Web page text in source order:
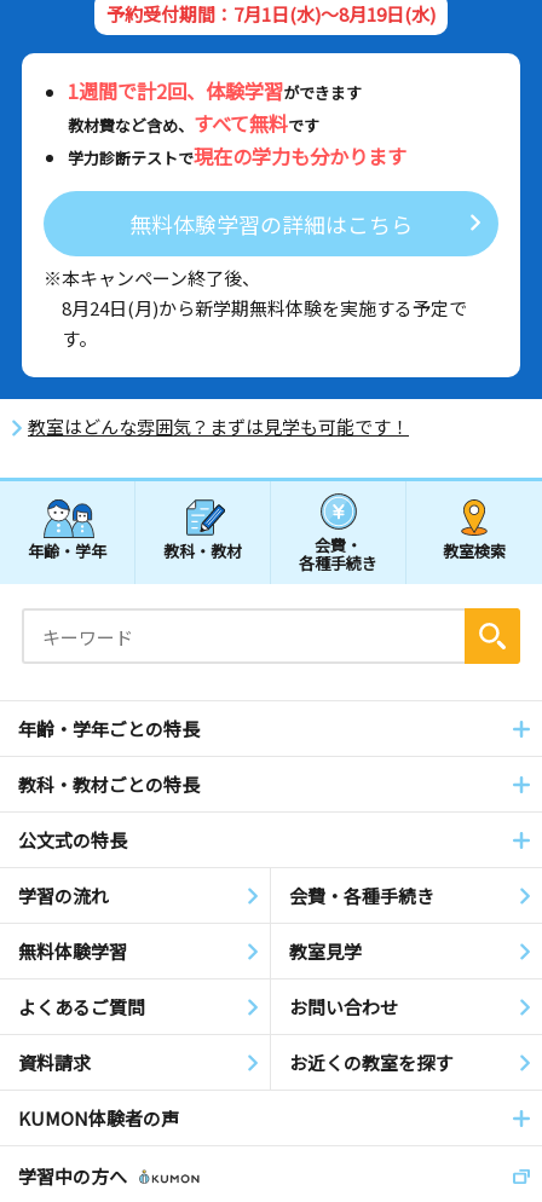
予約受付期間：7月1日(水)～8月19日(水)
1週間で計2回、体験学習ができます
教材費など含め、 すべて無料です
学力診断テストで現在の学力も分かります
無料体験学習の詳細はこちら
※本キャンペーン終了後、
8月24日(月)から新学期無料体験を実施する予定で
す。
教室はどんな雰囲気？まずは見学も可能です！
年齢・学年 教科・教材 会費・
各種手続き
教室検索
年齢・学年ごとの特長
教科・教材ごとの特長
公文式の特長
学習の流れ 会費・各種手続き
無料体験学習 教室見学
よくあるご質問 お問い合わせ
資料請求 お近くの教室を探す
KUMON体験者の声
学習中の方へ